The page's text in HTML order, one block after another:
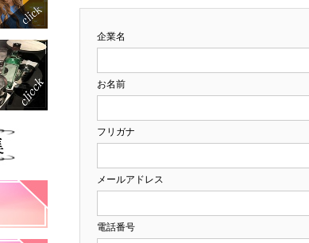
企業名
お名前
フリガナ
メールアドレス
電話番号